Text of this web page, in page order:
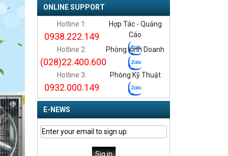
ONLINE SUPPORT
Hotline 1:
0938.222.149
Hotline 2:
(028)22.400.600
Hotline 3:
0932.000.149
Hợp Tác - Quảng
Cáo
Phòng Kinh Doanh
Phòng Kỹ Thuật
E-NEWS